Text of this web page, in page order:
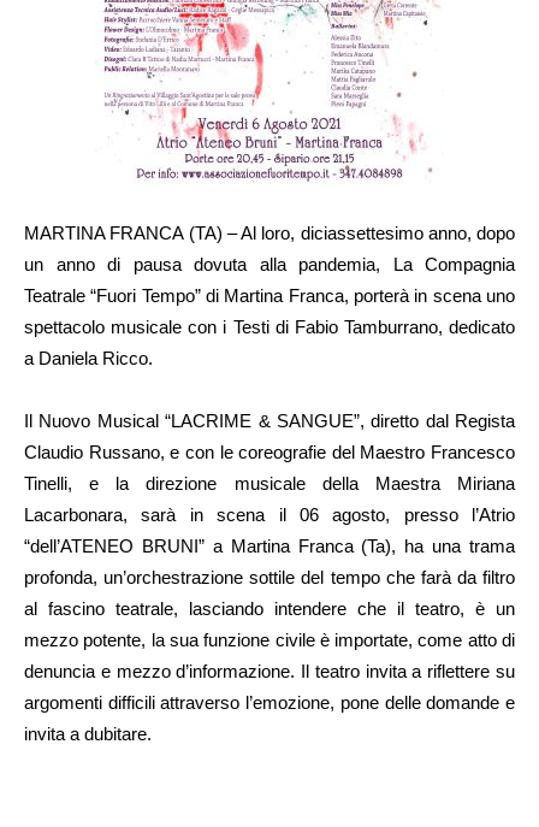
MARTINA FRANCA (TA) – Al loro, diciassettesimo anno, dopo
un anno di pausa dovuta alla pandemia, La Compagnia
Teatrale “Fuori Tempo” di Martina Franca, porterà in scena uno
spettacolo musicale con i Testi di Fabio Tamburrano, dedicato
a Daniela Ricco.
Il Nuovo Musical “LACRIME & SANGUE”, diretto dal Regista
Claudio Russano, e con le coreografie del Maestro Francesco
Tinelli, e la direzione musicale della Maestra Miriana
Lacarbonara, sarà in scena il 06 agosto, presso l’Atrio
“dell’ATENEO BRUNI” a Martina Franca (Ta), ha una trama
profonda, un’orchestrazione sottile del tempo che farà da filtro
al fascino teatrale, lasciando intendere che il teatro, è un
mezzo potente, la sua funzione civile è importate, come atto di
denuncia e mezzo d’informazione. Il teatro invita a riflettere su
argomenti difficili attraverso l’emozione, pone delle domande e
invita a dubitare.